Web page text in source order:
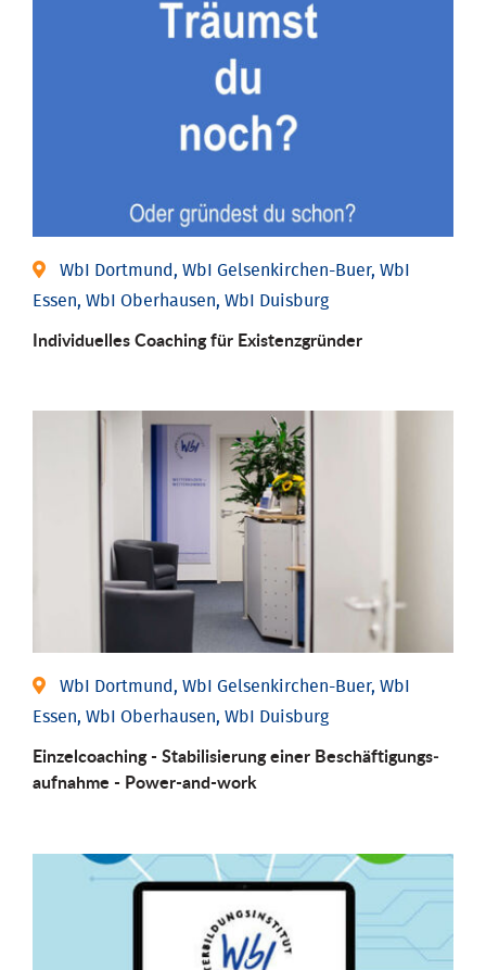
WbI Dortmund, WbI Gelsenkirchen-Buer, WbI
Essen, WbI Oberhausen, WbI Duisburg
Individu­elles Coaching für Existenz­gründer
WbI Dortmund, WbI Gelsenkirchen-Buer, WbI
Essen, WbI Oberhausen, WbI Duisburg
Einzel­coaching - Stabili­sierung einer Be­schäftigungs­
aufnahme - Power-and-work